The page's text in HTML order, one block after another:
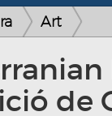
Art
de